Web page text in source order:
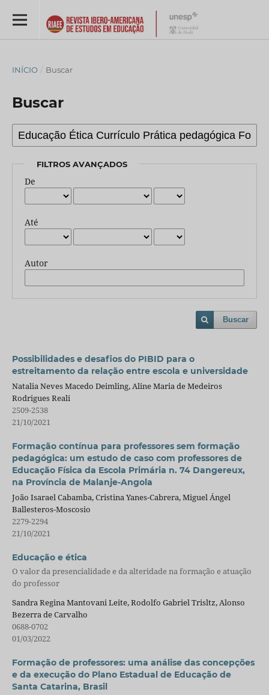
INÍCIO / Buscar
Buscar
FILTROS AVANÇADOS
De
Até
Autor
Buscar
Possibilidades e desafios do PIBID para o
estreitamento da relação entre escola e universidade
Natalia Neves Macedo Deimling, Aline Maria de Medeiros
Rodrigues Reali
2509-2538
21/10/2021
Formação contínua para professores sem formação
pedagógica: um estudo de caso com professores de
Educação Física da Escola Primária n. 74 Dangereux,
na Província de Malanje-Angola
João Isarael Cabamba, Cristina Yanes-Cabrera, Miguel Ángel
Ballesteros-Moscosio
2279-2294
21/10/2021
Educação e ética
O valor da presencialidade e da alteridade na formação e atuação
do professor
Sandra Regina Mantovani Leite, Rodolfo Gabriel Trisltz, Alonso
Bezerra de Carvalho
0688-0702
01/03/2022
Formação de professores: uma análise das concepções
e da execução do Plano Estadual de Educação de
Santa Catarina, Brasil